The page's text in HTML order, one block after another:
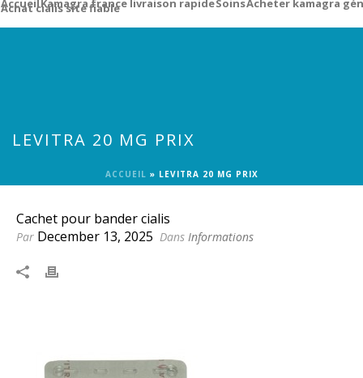
AccueilKamagra france livraison rapideSoinsAcheter kamagra
Achat cialis site fiable
LEVITRA 20 MG PRIX
ACCUEIL » LEVITRA 20 MG PRIX
Cachet pour bander cialis
Par December 13, 2025 Dans Informations